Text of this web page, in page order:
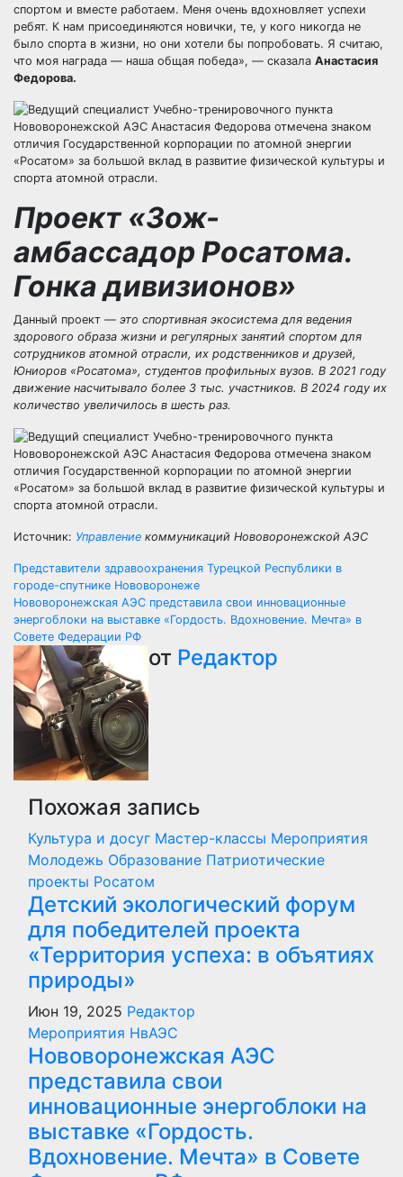
спортом и вместе работаем. Меня очень вдохновляет успехи
ребят. К нам присоединяются новички, те, у кого никогда не
было спорта в жизни, но они хотели бы попробовать. Я считаю,
что моя награда — наша общая победа», — сказала Анастасия
Федорова.
Проект «Зож-
амбассадор Росатома.
Гонка дивизионов»
Данный проект — это спортивная экосистема для ведения
здорового образа жизни и регулярных занятий спортом для
сотрудников атомной отрасли, их родственников и друзей,
Юниоров «Росатома», студентов профильных вузов. В 2021 году
движение насчитывало более 3 тыс. участников. В 2024 году их
количество увеличилось в шесть раз.
Источник: Управление коммуникаций Нововоронежской АЭС
Навигация
по
записям
Представители здравоохранения Турецкой Республики в
городе-спутнике Нововоронеже
Нововоронежская АЭС представила свои инновационные
энергоблоки на выставке «Гордость. Вдохновение. Мечта» в
Совете Федерации РФ
от Редактор
Похожая запись
Культура и досуг Мастер-классы Мероприятия
Молодежь Образование Патриотические
проекты Росатом
Детский экологический форум
для победителей проекта
«Территория успеха: в объятиях
природы»
Июн 19, 2025 Редактор
Мероприятия НвАЭС
Нововоронежская АЭС
представила свои
инновационные энергоблоки на
выставке «Гордость.
Вдохновение. Мечта» в Совете